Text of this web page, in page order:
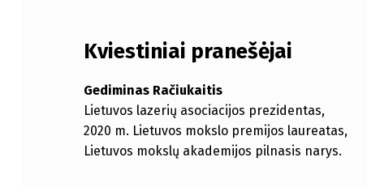
Kviestiniai pranešėjai
Gediminas Račiukaitis
Lietuvos lazerių asociacijos prezidentas,
2020 m. Lietuvos mokslo premijos laureatas,
Lietuvos mokslų akademijos pilnasis narys.